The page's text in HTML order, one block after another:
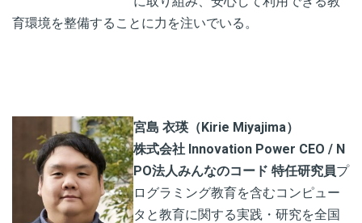
育環境を整備することに力を注いでいる。
宮島 衣瑛 （Kirie Miyajima）
株式会社 Innovation Power CEO / N
PO法人みんなのコード 特任研究員プ
ログラミング教育を含むコンピュー
タと教育に関する実践・研究を全国